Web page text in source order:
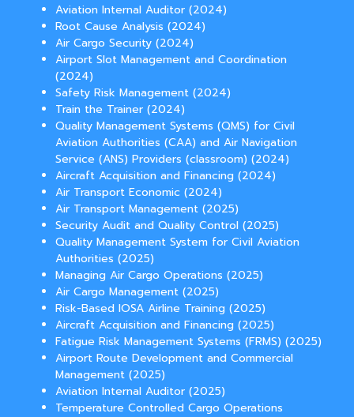
Aviation Internal Auditor (2024)
Root Cause Analysis (2024)
Air Cargo Security (2024)
Airport Slot Management and Coordination
(2024)
Safety Risk Management (2024)
Train the Trainer (2024)
Quality Management Systems (QMS) for Civil
Aviation Authorities (CAA) and Air Navigation
Service (ANS) Providers (classroom) (2024)
Aircraft Acquisition and Financing (2024)
Air Transport Economic (2024)
Air Transport Management (2025)
Security Audit and Quality Control (2025)
Quality Management System for Civil Aviation
Authorities (2025)
Managing Air Cargo Operations (2025)
Air Cargo Management (2025)
Risk-Based IOSA Airline Training (2025)
Aircraft Acquisition and Financing (2025)
Fatigue Risk Management Systems (FRMS) (2025)
Airport Route Development and Commercial
Management (2025)
Aviation Internal Auditor (2025)
Temperature Controlled Cargo Operations